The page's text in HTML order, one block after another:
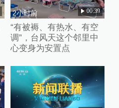
2小时前 00:39
“有被褥、有热水、有空
调”，台风天这个邻里中
心变身为安置点